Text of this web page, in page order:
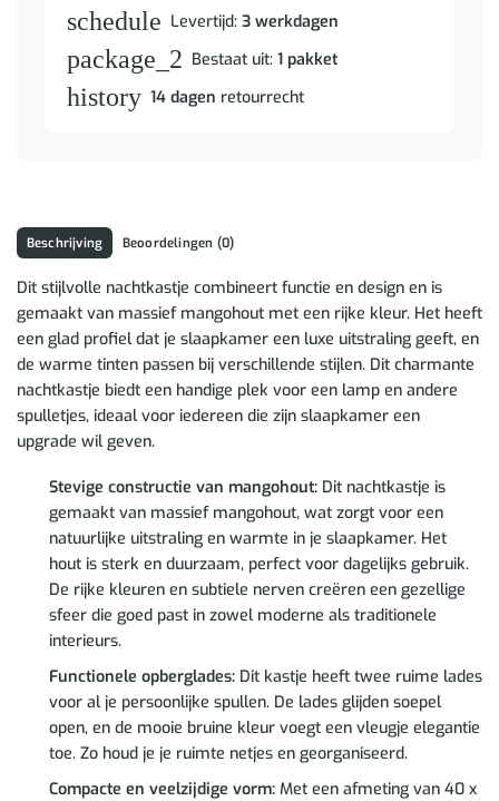
schedule Levertijd: 3 werkdagen
package_2 Bestaat uit: 1 pakket
history 14 dagen retourrecht
Beschrijving Beoordelingen (0)
Dit stijlvolle nachtkastje combineert functie en design en is
gemaakt van massief mangohout met een rijke kleur. Het heeft
een glad profiel dat je slaapkamer een luxe uitstraling geeft, en
de warme tinten passen bij verschillende stijlen. Dit charmante
nachtkastje biedt een handige plek voor een lamp en andere
spulletjes, ideaal voor iedereen die zijn slaapkamer een
upgrade wil geven.
Stevige constructie van mangohout:Dit nachtkastje is
gemaakt van massief mangohout, wat zorgt voor een
natuurlijke uitstraling en warmte in je slaapkamer. Het
hout is sterk en duurzaam, perfect voor dagelijks gebruik.
De rijke kleuren en subtiele nerven creëren een gezellige
sfeer die goed past in zowel moderne als traditionele
interieurs.
Functionele opberglades:Dit kastje heeft twee ruime lades
voor al je persoonlijke spullen. De lades glijden soepel
open, en de mooie bruine kleur voegt een vleugje elegantie
toe. Zo houd je je ruimte netjes en georganiseerd.
Compacte en veelzijdige vorm:Met een afmeting van 40 x